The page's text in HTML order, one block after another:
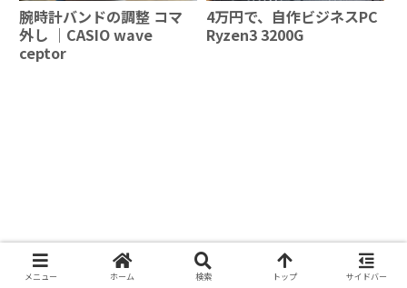
腕時計バンドの調整 コマ
外し ｜CASIO wave
ceptor
4万円で、自作ビジネスPC
Ryzen3 3200G
メニュー ホーム 検索 トップ サイドバー